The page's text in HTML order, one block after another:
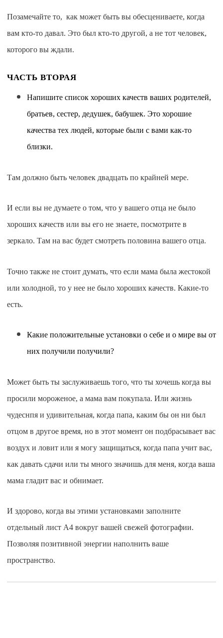
Позамечайте то, как может быть вы обесцениваете, когда
вам кто-то давал. Это был кто-то другой, а не тот человек,
которого вы ждали.
ЧАСТЬ ВТОРАЯ
Напишите список хороших качеств ваших родителей,
братьев, сестер, дедушек, бабушек. Это хорошие
качества тех людей, которые были с вами как-то
близки.
Там должно быть человек двадцать по крайней мере.
И если вы не думаете о том, что у вашего отца не было
хороших качеств или вы его не знаете, посмотрите в
зеркало. Там на вас будет смотреть половина вашего отца.
Точно также не стоит думать, что если мама была жестокой
или холодной, то у нее не было хороших качеств. Какие-то
есть.
Какие положительные установки о себе и о мире вы от
них получили получили?
Может быть ты заслуживаешь того, что ты хочешь когда вы
просили мороженое, а мама вам покупала. Или жизнь
чудеснпя и удивительная, когда папа, каким бы он ни был
отцом в другое время, но в этот момент он подбрасывает вас
воздух и ловит или я могу защищаться, когда папа учит вас,
как давать сдачи или ты много значишь для меня, когда ваша
мама гладит вас и обнимает.
И здорово, когда вы этими установками заполните
отдельный лист А4 вокруг вашей свежей фотографии.
Позволяя позитивной энергии наполнить ваше
пространство.